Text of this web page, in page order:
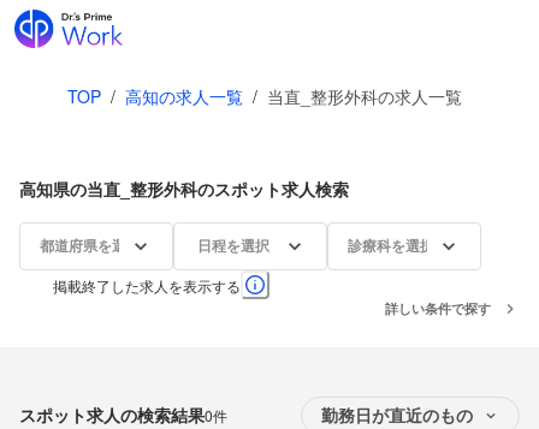
TOP / 高知の求人一覧 / 当直_整形外科の求人一覧
高知県の当直_整形外科のスポット求人検索
都道府県を選択 日程を選択 診療科を選択
掲載終了した求人を表示する
詳しい条件で探す
スポット求人の検索結果0件 勤務日が直近のもの